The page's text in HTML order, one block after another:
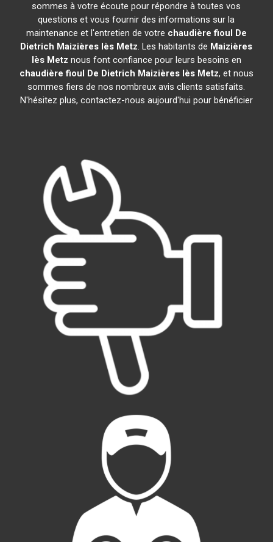
sommes à votre écoute pour répondre à toutes vos
questions et vous fournir des informations sur la
maintenance et l'entretien de votre chaudière fioul De
Dietrich Maizières lès Metz. Les habitants de Maizières
lès Metz nous font confiance pour leurs besoins en
chaudière fioul De Dietrich Maizières lès Metz, et nous
sommes fiers de nos nombreux avis clients satisfaits.
N'hésitez plus, contactez-nous aujourd'hui pour bénéficier